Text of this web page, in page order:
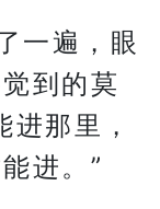
一遍，眼
到的莫
那里，
进。”